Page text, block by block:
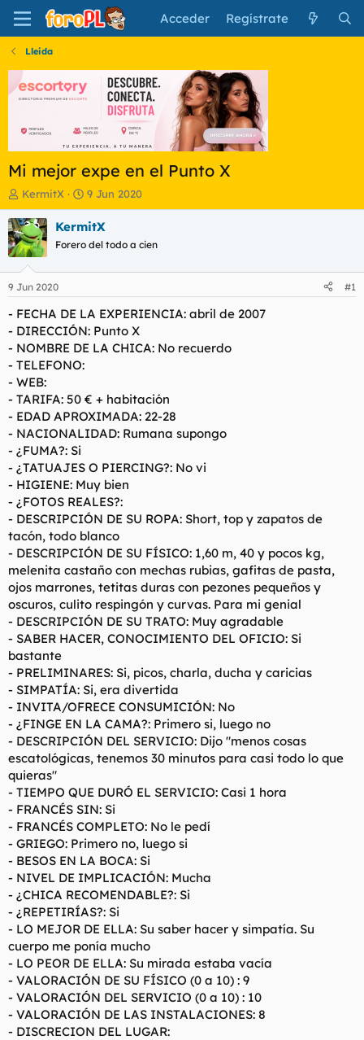
Acceder Regístrate
Lleida
Mi mejor expe en el Punto X
I
n
i
c
i
a
d
o
r
d
e
l
t
e
m
a
KermitX
F
e
c
a
i
n
i
c
i
9 Jun 2020
KermitX
Forero del todo a cien
9 Jun 2020 #1
- FECHA DE LA EXPERIENCIA: abril de 2007
- DIRECCIÓN: Punto X
- NOMBRE DE LA CHICA: No recuerdo
- TELEFONO:
- WEB:
- TARIFA: 50 € + habitación
- EDAD APROXIMADA: 22-28
- NACIONALIDAD: Rumana supongo
- ¿FUMA?: Si
- ¿TATUAJES O PIERCING?: No vi
- HIGIENE: Muy bien
- ¿FOTOS REALES?:
- DESCRIPCIÓN DE SU ROPA: Short, top y zapatos de
tacón, todo blanco
- DESCRIPCIÓN DE SU FÍSICO: 1,60 m, 40 y pocos kg,
melenita castaño con mechas rubias, gafitas de pasta,
ojos marrones, tetitas duras con pezones pequeños y
oscuros, culito respingón y curvas. Para mi genial
- DESCRIPCIÓN DE SU TRATO: Muy agradable
- SABER HACER, CONOCIMIENTO DEL OFICIO: Si
bastante
- PRELIMINARES: Si, picos, charla, ducha y caricias
- SIMPATÍA: Si, era divertida
- INVITA/OFRECE CONSUMICIÓN: No
- ¿FINGE EN LA CAMA?: Primero si, luego no
- DESCRIPCIÓN DEL SERVICIO: Dijo "menos cosas
escatológicas, tenemos 30 minutos para casi todo lo que
quieras"
- TIEMPO QUE DURÓ EL SERVICIO: Casi 1 hora
- FRANCÉS SIN: Si
- FRANCÉS COMPLETO: No le pedí
- GRIEGO: Primero no, luego si
- BESOS EN LA BOCA: Si
- NIVEL DE IMPLICACIÓN: Mucha
- ¿CHICA RECOMENDABLE?: Si
- ¿REPETIRÍAS?: Si
- LO MEJOR DE ELLA: Su saber hacer y simpatía. Su
cuerpo me ponía mucho
- LO PEOR DE ELLA: Su mirada estaba vacía
- VALORACIÓN DE SU FÍSICO (0 a 10) : 9
- VALORACIÓN DEL SERVICIO (0 a 10) : 10
- VALORACIÓN DE LAS INSTALACIONES: 8
- DISCRECION DEL LUGAR: